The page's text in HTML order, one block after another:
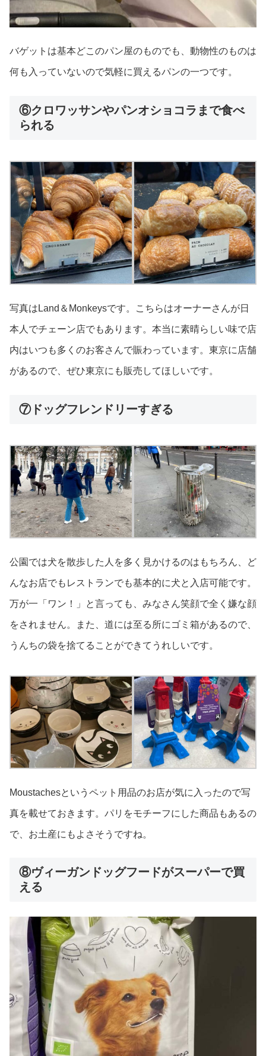
バゲットは基本どこのパン屋のものでも、動物性のものは
何も入っていないので気軽に買えるパンの一つです。
⑥クロワッサンやパンオショコラまで食べ
られる
写真はLand＆Monkeysです。こちらはオーナーさんが日
本人でチェーン店でもあります。本当に素晴らしい味で店
内はいつも多くのお客さんで賑わっています。東京に店舗
があるので、ぜひ東京にも販売してほしいです。
⑦ドッグフレンドリーすぎる
公園では犬を散歩した人を多く見かけるのはもちろん、ど
んなお店でもレストランでも基本的に犬と入店可能です。
万が一「ワン！」と言っても、みなさん笑顔で全く嫌な顔
をされません。また、道には至る所にゴミ箱があるので、
うんちの袋を捨てることができてうれしいです。
Moustachesというペット用品のお店が気に入ったので写
真を載せておきます。パリをモチーフにした商品もあるの
で、お土産にもよさそうですね。
⑧ヴィーガンドッグフードがスーパーで買
える